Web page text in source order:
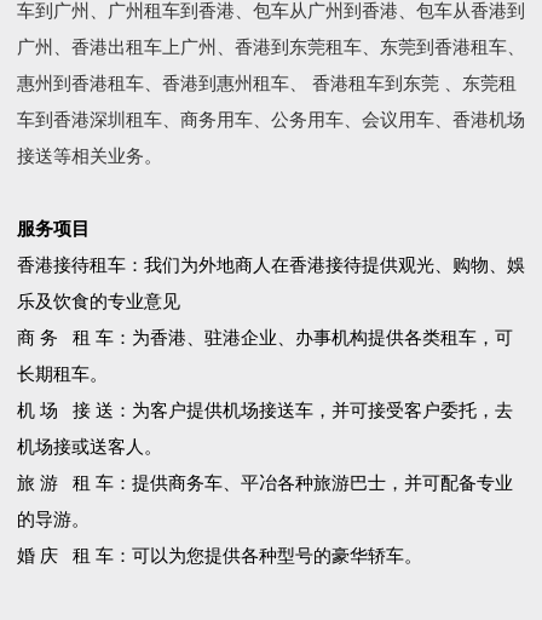
车到广州、广州租车到香港、包车从广州到香港、包车从香港到
广州、香港出租车上广州、香港到东莞租车、东莞到香港租车、
惠州到香港租车、香港到惠州租车、 香港租车到东莞 、东莞租
车到香港深圳租车、商务用车、公务用车、会议用车、香港机场
接送等相关业务。
服务项目
香港接待租车：我们为外地商人在香港接待提供观光、购物、娛
乐及饮食的专业意见
商 务 租 车：为香港、驻港企业、办事机构提供各类租车，可
长期租车。
机 场 接 送：为客户提供机场接送车，并可接受客户委托，去
机场接或送客人。
旅 游 租 车：提供商务车、平冶各种旅游巴士，并可配备专业
的导游。
婚 庆 租 车：可以为您提供各种型号的豪华轿车。